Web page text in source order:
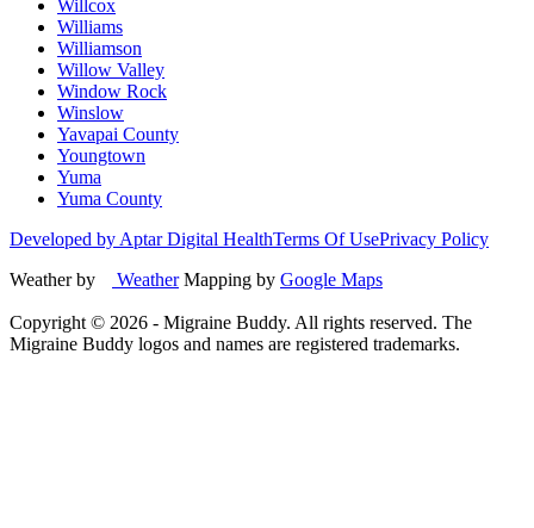
Willcox
Williams
Williamson
Willow Valley
Window Rock
Winslow
Yavapai County
Youngtown
Yuma
Yuma County
Developed by Aptar Digital HealthTerms Of UsePrivacy Policy
Weather by
WeatherMapping by Google Maps
Copyright © 2026 - Migraine Buddy. All rights reserved. The
Migraine Buddy logos and names are registered trademarks.